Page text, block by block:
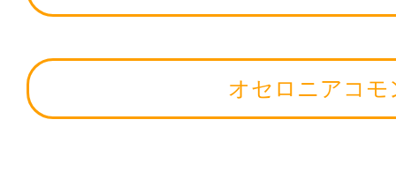
オセロニアコモ